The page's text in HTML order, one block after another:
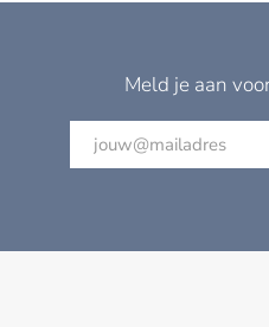
Meld je aan